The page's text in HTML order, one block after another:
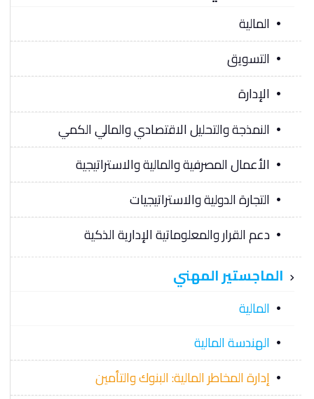
المالية
التسويق
الإدارة
النمذجة والتحليل الاقتصادي والمالي الكمي
الأعمال المصرفية والمالية والاستراتيجية
التجارة الدولية والاستراتيجيات
دعم القرار والمعلوماتية الإدارية الذكية
الماجستير المهني
المالية
الهندسة المالية
إدارة المخاطر المالية: البنوك والتأمين